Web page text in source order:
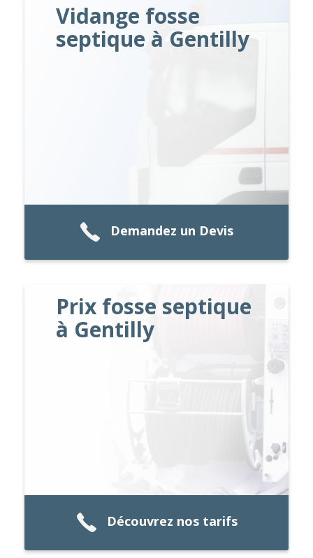
Vidange fosse
septique à Gentilly
Demandez un Devis
Prix fosse septique
à Gentilly
Découvrez nos tarifs